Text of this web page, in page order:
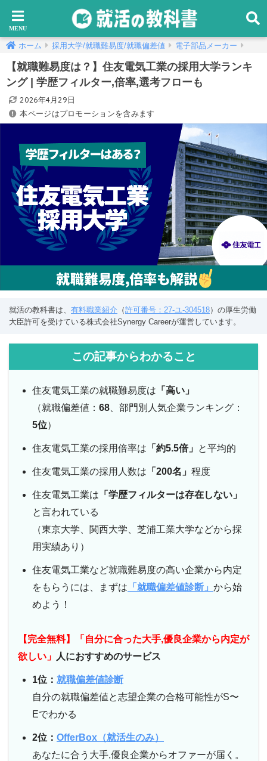
ホーム 採用大学/就職難易度/就職偏差値 電子部品メーカー
【就職難易度は？】住友電気工業の採用大学ランキ
ング | 学歴フィルター,倍率,選考フローも
2026年4月29日
本ページはプロモーションを含みます
就活の教科書は、 有料職業紹介 （許可番号：27-ユ-304518）の厚生労働
大臣許可を受けている株式会社Synergy Careerが運営しています。
この記事からわかること
住友電気工業の就職難易度は 「高い」
（就職偏差値： 68、部門別人気企業ランキング：
5位）
住友電気工業の採用倍率は 「約5.5倍」 と平均的
住友電気工業の採用人数は 「200名」 程度
住友電気工業は 「学歴フィルターは存在しない」
と言われている
（東京大学、関西大学、芝浦工業大学などから採
用実績あり）
住友電気工業など就職難易度の高い企業から内定
をもらうには、まずは 「就職偏差値診断」 から始
めよう！
【完全無料】「自分に合った大手,優良企業から内定が
欲しい」 人におすすめのサービス
1位： 就職偏差値診断
自分の就職偏差値と志望企業の合格可能性がS〜
Eでわかる
2位： OfferBox（就活生のみ）
あなたに合う大手,優良企業からオファーが届く。